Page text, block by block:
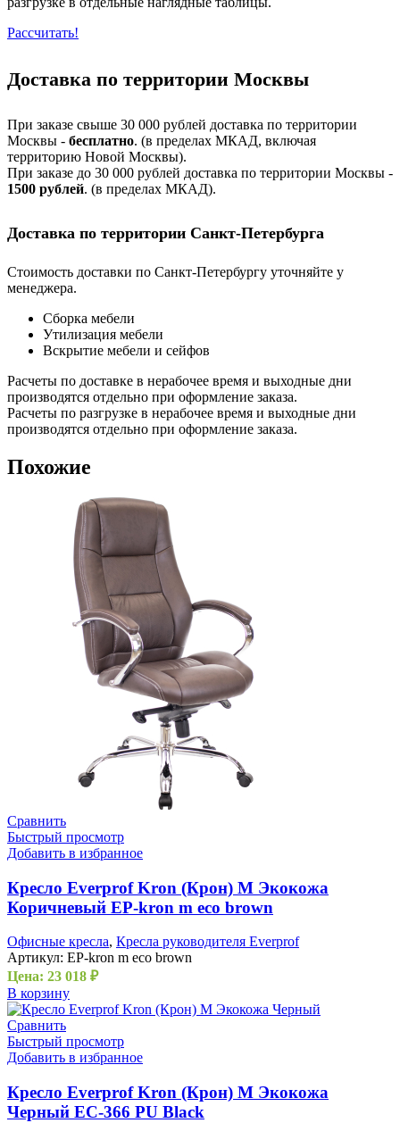
Рассчитать!
Доставка по территории Москвы
При заказе свыше 30 000 рублей доставка по территории
Москвы - бесплатно. (в пределах МКАД, включая
территорию Новой Москвы).
При заказе до 30 000 рублей доставка по территории Москвы -
1500 рублей. (в пределах МКАД).
Доставка по территории Санкт-Петербурга
Стоимость доставки по Санкт-Петербургу уточняйте у
менеджера.
Сборка мебели
Утилизация мебели
Вскрытие мебели и сейфов
Расчеты по доставке в нерабочее время и выходные дни
производятся отдельно при оформление заказа.
Расчеты по разгрузке в нерабочее время и выходные дни
производятся отдельно при оформление заказа.
Похожие
Сравнить
Быстрый просмотр
Добавить в избранное
Кресло Everprof Kron (Крон) М Экокожа
Коричневый EP-kron m eco brown
Офисные кресла, Кресла руководителя Everprof
Артикул: EP-kron m eco brown
Цена: 23 018 ₽
В корзину
Сравнить
Быстрый просмотр
Добавить в избранное
Кресло Everprof Kron (Крон) M Экокожа
Черный EC-366 PU Black